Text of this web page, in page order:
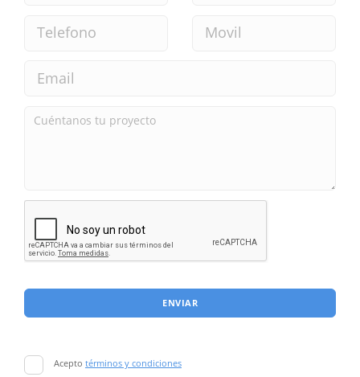
ENVIAR
Acepto términos y condiciones